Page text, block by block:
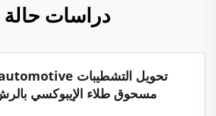
دراسات حالة
مسحوق طلاء الإيبوكسي